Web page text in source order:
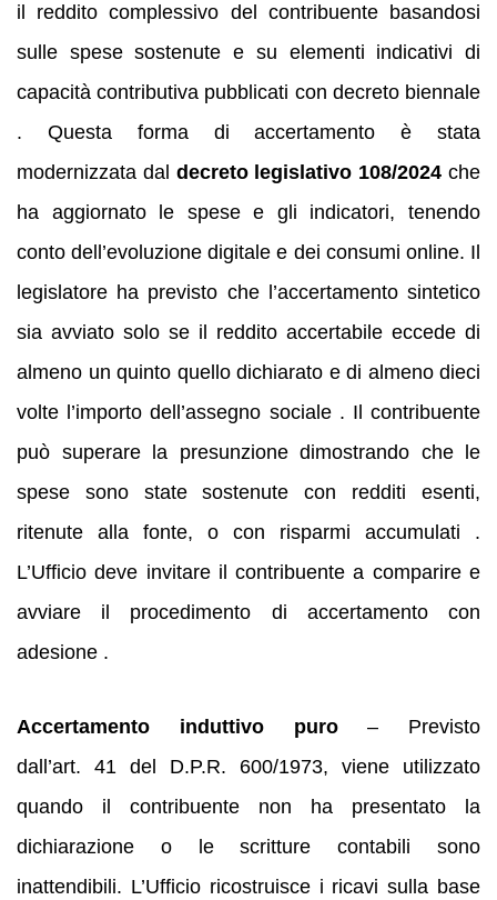
il reddito complessivo del contribuente basandosi
sulle spese sostenute e su elementi indicativi di
capacità contributiva pubblicati con decreto biennale
. Questa forma di accertamento è stata
modernizzata dal decreto legislativo 108/2024 che
ha aggiornato le spese e gli indicatori, tenendo
conto dell’evoluzione digitale e dei consumi online. Il
legislatore ha previsto che l’accertamento sintetico
sia avviato solo se il reddito accertabile eccede di
almeno un quinto quello dichiarato e di almeno dieci
volte l’importo dell’assegno sociale . Il contribuente
può superare la presunzione dimostrando che le
spese sono state sostenute con redditi esenti,
ritenute alla fonte, o con risparmi accumulati .
L’Ufficio deve invitare il contribuente a comparire e
avviare il procedimento di accertamento con
adesione .
Accertamento induttivo puro– Previsto
dall’art. 41 del D.P.R. 600/1973, viene utilizzato
quando il contribuente non ha presentato la
dichiarazione o le scritture contabili sono
inattendibili. L’Ufficio ricostruisce i ricavi sulla base